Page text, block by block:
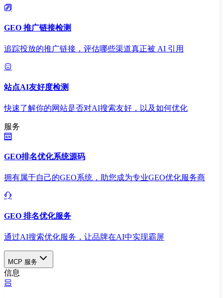
GEO 推广链接检测
追踪投放的推广链接，评估哪些渠道真正被 AI 引用
站点AI友好度检测
快速了解你的网站是否对AI搜索友好，以及如何优化
服务
GEO排名优化系统源码
拥有属于自己的GEO系统，助您成为专业GEO优化服务商
GEO 排名优化服务
通过AI搜索优化服务，让品牌在AI中实现霸屏
MCP 服务
信息